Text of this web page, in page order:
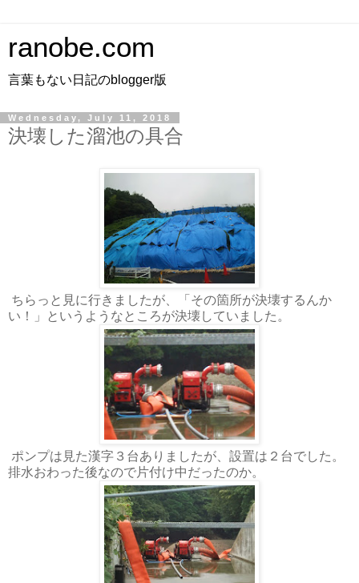
ranobe.com
言葉もない日記のblogger版
Wednesday, July 11, 2018
決壊した溜池の具合
ちらっと見に行きましたが、「その箇所が決壊するんか
い！」というようなところが決壊していました。
ポンプは見た漢字３台ありましたが、設置は２台でした。
排水おわった後なので片付け中だったのか。